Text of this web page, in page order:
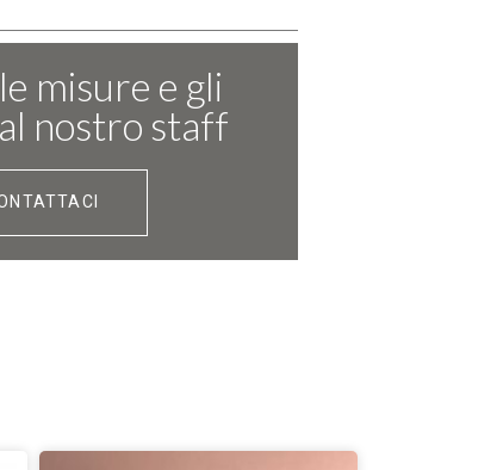
misure e gli
nostro staff